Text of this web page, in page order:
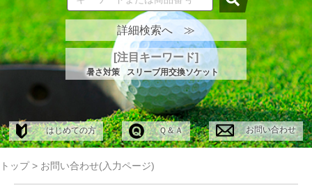
詳細検索へ ≫
[注目キーワード]
暑さ対策 スリーブ用交換ソケット
はじめての方 Ｑ＆Ａ お問い合わせ
トップ > お問い合わせ(入力ページ)